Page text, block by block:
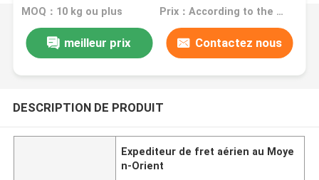
MOQ：10 kg ou plus Prix：According to the weight of the goods
meilleur prix Contactez nous
DESCRIPTION DE PRODUIT
Expediteur de fret aérien au Moye
n-Orient